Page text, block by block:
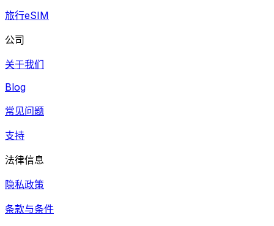
旅行eSIM
公司
关于我们
Blog
常见问题
支持
法律信息
隐私政策
条款与条件